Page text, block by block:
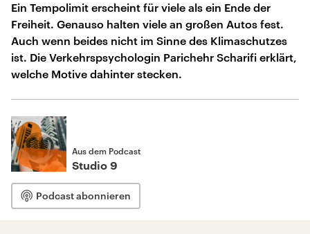
Ein Tempolimit erscheint für viele als ein Ende der
Freiheit. Genauso halten viele an großen Autos fest.
Auch wenn beides nicht im Sinne des Klimaschutzes
ist. Die Verkehrspsychologin Parichehr Scharifi erklärt,
welche Motive dahinter stecken.
Aus dem Podcast
Studio 9
Podcast abonnieren